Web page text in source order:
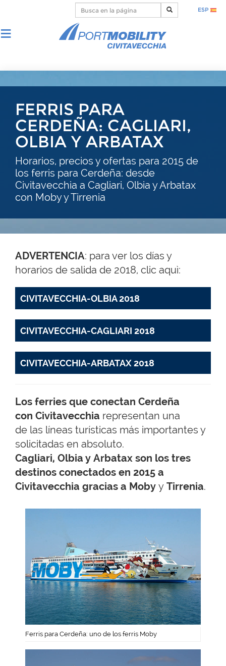
ESP
FERRIS PARA
CERDEÑA: CAGLIARI,
OLBIA Y ARBATAX
Horarios, precios y ofertas para 2015 de
los ferris para Cerdeña: desde
Civitavecchia a Cagliari, Olbia y Arbatax
con Moby y Tirrenia
ADVERTENCIA: para ver los días y
horarios de salida de 2018, clic aquì:
CIVITAVECCHIA-OLBIA 2018
CIVITAVECCHIA-CAGLIARI 2018
CIVITAVECCHIA-ARBATAX 2018
Los ferries que conectan Cerdeña
con Civitavecchia representan una
de las líneas turísticas más importantes y
solicitadas en absoluto.
Cagliari, Olbia y Arbatax son los tres
destinos conectados en 2015 a
Civitavecchia gracias a Moby y Tirrenia.
Ferris para Cerdeña: uno de los ferris Moby